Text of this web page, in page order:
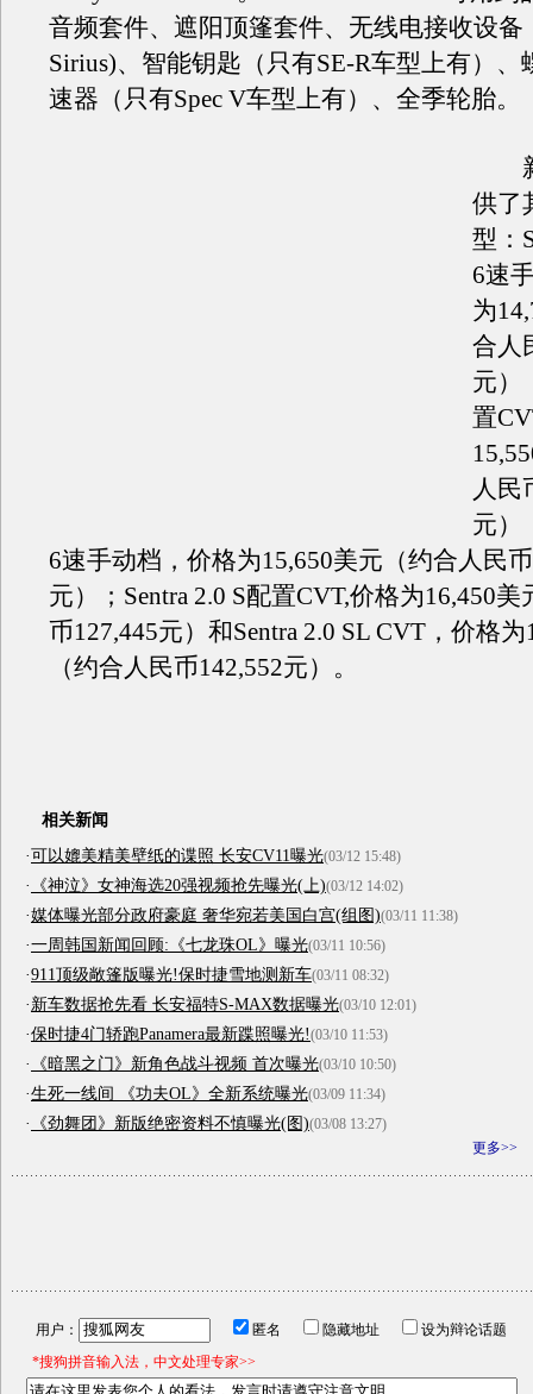
音频套件、遮阳顶篷套件、无线电接收设备
Sirius)、智能钥匙（只有SE-R车型上有）、
速器（只有Spec V车型上有）、全季轮胎。
新
供了
型：
6速
为
合人
元）
置
人民
元）
6速手动档，价格为15,650美元（约合人民
元）；Sentra 2.0 S配置CVT,价格为16,450
币127,445元）和Sentra 2.0 SL CVT，价格
（约合人民币142,552元）。
相关新闻
·可以媲美精美壁纸的谍照 长安CV11曝光(03/12 15:48)
· 《神泣》女神海选20强视频抢先曝光(上)(03/12 14:02)
·媒体曝光部分政府豪庭 奢华宛若美国白宫(组图)(03/11 11:38)
·一周韩国新闻回顾:《七龙珠OL》曝光(03/11 10:56)
·911顶级敞篷版曝光!保时捷雪地测新车(03/11 08:32)
·新车数据抢先看 长安福特S-MAX数据曝光(03/10 12:01)
·保时捷4门轿跑Panamera最新蹀照曝光!(03/10 11:53)
· 《暗黑之门》新角色战斗视频 首次曝光(03/10 10:50)
·生死一线间 《功夫OL》全新系统曝光(03/09 11:34)
· 《劲舞团》新版绝密资料不慎曝光(图)(03/08 13:27)
更多>>
用户： 匿名 隐藏地址
设为辩论话题
*搜狗拼音输入法，中文处理专家>>